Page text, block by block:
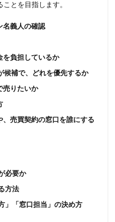
とを目指します。
名義人の確認
を負担しているか
補で、どれを優先するか
売りたいか
売買契約の窓口を誰にする
必要か
方法
」「窓口担当」の決め方